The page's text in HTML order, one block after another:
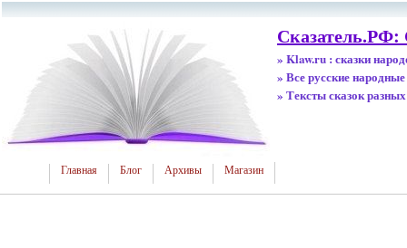
Сказатель.РФ:
» Klaw.ru : сказки
» Все русские народные
» Тексты сказок
Главная Блог Архивы Магазин